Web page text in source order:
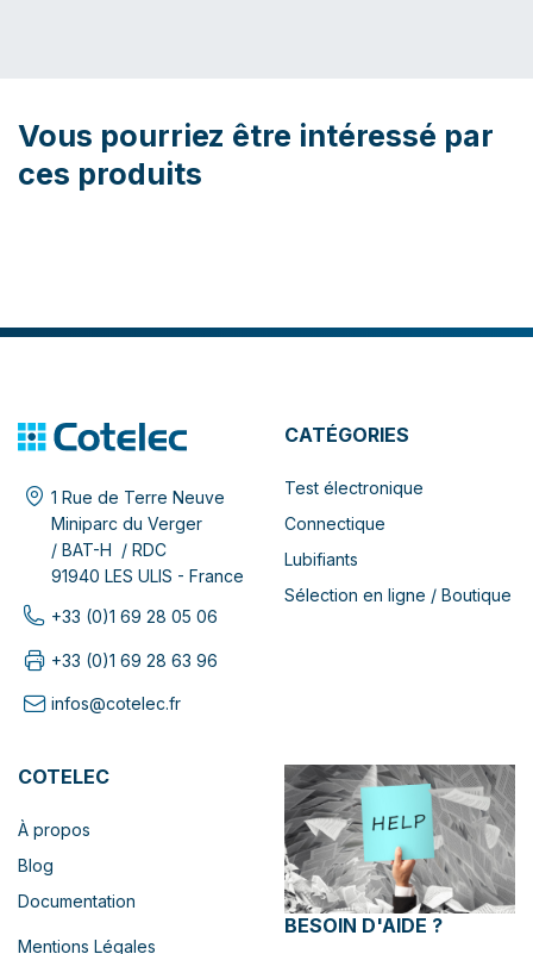
Vous pourriez être intéressé par
ces produits
1 Rue de Terre Neuve
Miniparc du Verger
/ BAT-H / RDC
91940 LES ULIS - France
+33 (0)1 69 28 05 06
+33 (0)1 69 28 63 96
infos@cotelec.fr
CATÉGORIES
Test électronique
Connectique
Lubifiants
Sélection en ligne / Boutique
COTELEC
À propos
Blog
Documentation
Mentions Légales
BESOIN D'AIDE ?